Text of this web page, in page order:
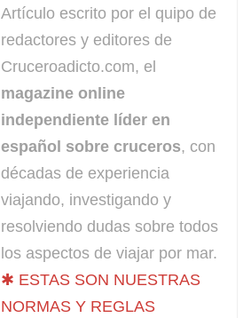
Artículo escrito por el quipo de
redactores y editores de
Cruceroadicto.com, el
magazine online
independiente líder en
español sobre cruceros, con
décadas de experiencia
viajando, investigando y
resolviendo dudas sobre todos
los aspectos de viajar por mar.
✱ ESTAS SON NUESTRAS
NORMAS Y REGLAS